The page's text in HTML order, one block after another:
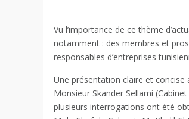
Vu l’importance de ce thème
notamment : des membres et
responsables d’entreprises
Une présentation claire et
Monsieur Skander Sellami
plusieurs interrogations ont été